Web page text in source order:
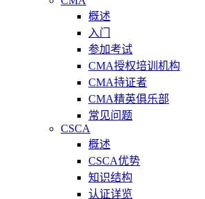
概述
入门
参加考试
CMA授权培训机构
CMA持证者
CMA精英俱乐部
常见问题
CSCA
概述
CSCA优势
知识结构
认证详览